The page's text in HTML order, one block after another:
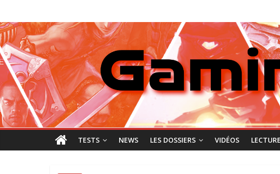
contenu
GamingNewZ
Tests
et
Actu
des
jeux
vidéo
TESTS NEWS LES DOSSIERS VIDÉOS